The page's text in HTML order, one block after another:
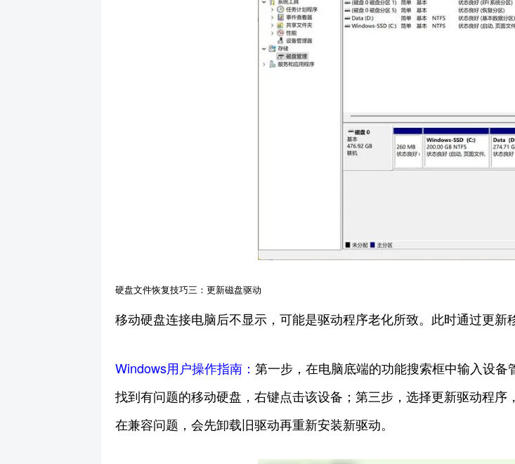
硬盘文件恢复技巧三：更新磁盘驱动
移动硬盘连接电脑后不显示，可能是驱动程序老化所致。此时通过更新
Windows用户操作指南：第一步，在电脑底端的功能搜索框中输入设
找到有问题的移动硬盘，右键点击该设备；第三步，选择更新驱动程
在兼容问题，会先卸载旧驱动再重新安装新驱动。